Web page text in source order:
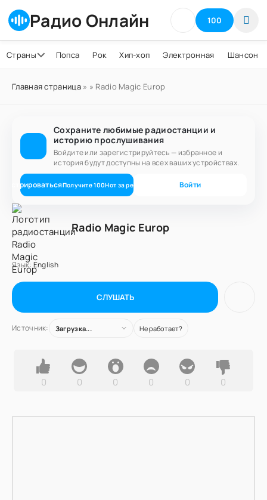
Радио Онлайн 100
Страны Попса Рок Хип-хоп Электронная Шансон
Главная страница» » Radio Magic Europ
Сохраните любимые радиостанции и
историю прослушивания
Войдите или зарегистрируйтесь — избранное и
история будут доступны на всех ваших устройствах.
Получите100Нот за регистрацию Войти
Radio Magic Europ
Язык: English
СЛУШАТЬ
Источник: Загрузка... Не работает?
0 0 0 0 0 0